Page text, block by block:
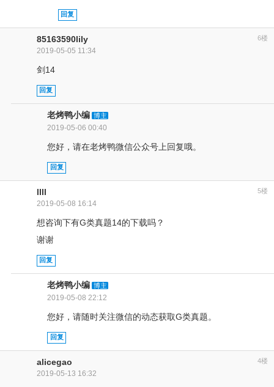
回复
6楼
85163590lily
2019-05-05 11:34
剑14
回复
老烤鸭小编 博主
2019-05-06 00:40
您好，请在老烤鸭微信公众号上回复哦。
回复
5楼
llll
2019-05-08 16:14
想咨询下有G类真题14的下载吗？
谢谢
回复
老烤鸭小编 博主
2019-05-08 22:12
您好，请随时关注微信的动态获取G类真题。
回复
4楼
alicegao
2019-05-13 16:32